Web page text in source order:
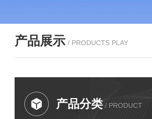
产品展示 / PRODUCTS PLAY
产品分类 / PRODUCT